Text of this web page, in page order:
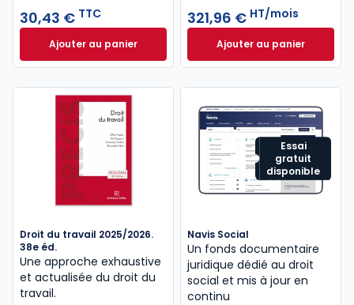
30,43 € TTC
Ajouter au panierIndemnisation des dommages corporels à 30,43 €
321,96 € HT/mois
Ajouter au panier
ELnet Social à
Droit du travail 2025/2026.
38e éd.
Une approche exhaustive
et actualisée du droit du
travail.
Essai
gratuit
disponible
Navis Social
Un fonds documentaire
juridique dédié au droit
social et mis à jour en
continu